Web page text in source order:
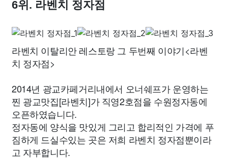
6위. 라벤치 정자점
라벤치 이탈리안 레스토랑 그 두번째 이야기<라벤
치 정자점>
2014년 광교카페거리내에서 오너쉐프가 운영하는
찐 광교맛집[라벤치]가 직영2호점을 수원정자동에
오픈하였습니다.
정자동에 양식을 맛있게 그리고 합리적인 가격에 푸
짐하게 드실수있는 곳은 저희 라벤치 정자점뿐이라
고 자부합니다.